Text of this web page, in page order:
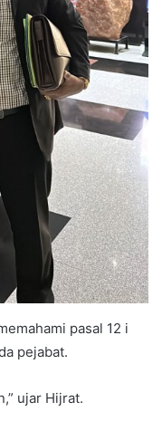
pasal 12 i
pejabat.
ujar Hijrat.